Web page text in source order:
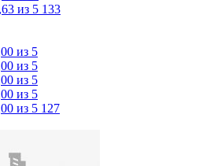
133
127